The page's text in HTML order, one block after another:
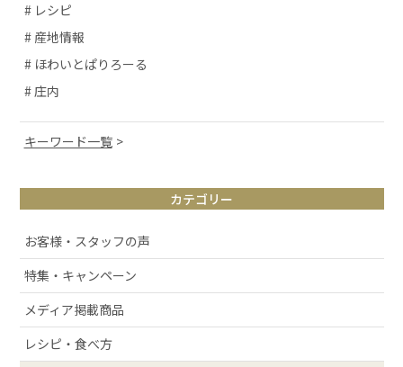
# レシピ
# 産地情報
# ほわいとぱりろーる
# 庄内
キーワード一覧
# お取り寄せ
# アルケッチァーノ
# 清スタが語るこの商品のここが好き
# ラフランス
# 庄内弁
# お酒
カテゴリー
お客様・スタッフの声
特集・キャンペーン
メディア掲載商品
レシピ・食べ方